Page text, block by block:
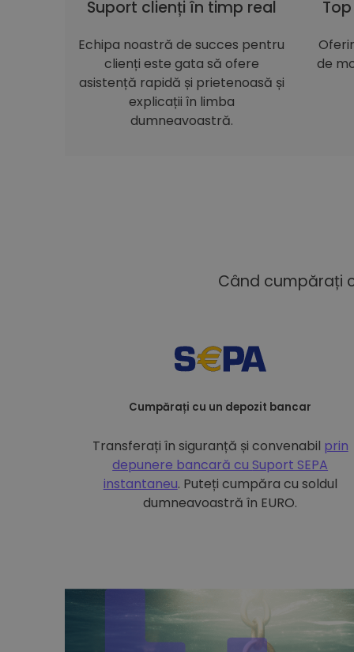
Suport clienți în timp real
Echipa noastră de succes pentru
clienți este gata să ofere
asistență rapidă și prietenoasă și
explicații în limba
dumneavoastră.
de
Când cumpărați
Cumpărați cu un depozit bancar
Transferați în siguranță și convenabil prin
depunere bancară cu Suport SEPA
instantaneu. Puteți cumpăra cu soldul
dumneavoastră în EURO.